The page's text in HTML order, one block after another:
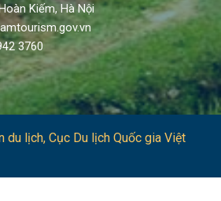
Kiếm, Hà Nội
3760
du lịch​, Cục Du lịch Quốc gia Việt